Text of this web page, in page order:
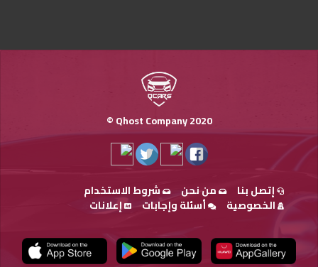
Qhost Company 2020 ©
إتصل بنا من نحن
شروط الاستخدام
الخصوصية
أسئلة وإجابات إعلانات